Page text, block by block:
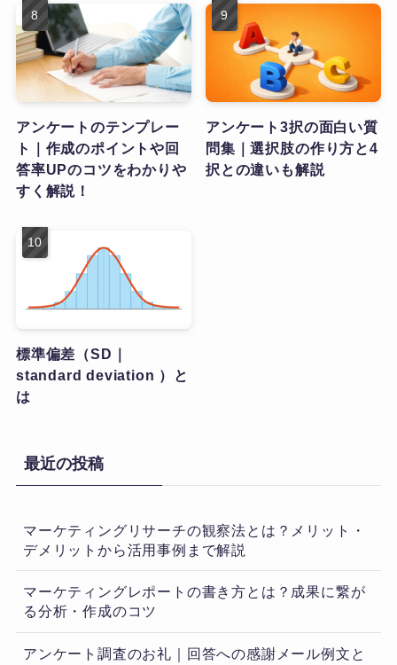
アンケートのテンプレー
ト｜作成のポイントや回
答率UPのコツをわかりや
すく解説！
アンケート3択の面白い質
問集｜選択肢の作り方と4
択との違いも解説
標準偏差（SD｜
standard deviation ）と
は
最近の投稿
マーケティングリサーチの観察法とは？メリット・
デメリットから活用事例まで解説
マーケティングレポートの書き方とは？成果に繋が
る分析・作成のコツ
アンケート調査のお礼｜回答への感謝メール例文と